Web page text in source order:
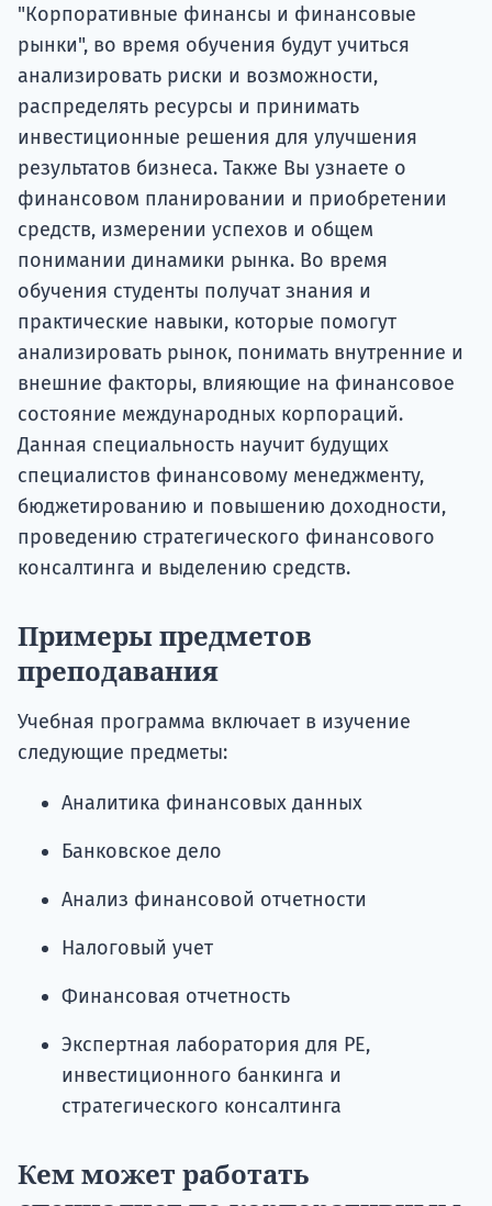
"Корпоративные финансы и финансовые
рынки", во время обучения будут учиться
анализировать риски и возможности,
распределять ресурсы и принимать
инвестиционные решения для улучшения
результатов бизнеса. Также Вы узнаете о
финансовом планировании и приобретении
средств, измерении успехов и общем
понимании динамики рынка. Во время
обучения студенты получат знания и
практические навыки, которые помогут
анализировать рынок, понимать внутренние и
внешние факторы, влияющие на финансовое
состояние международных корпораций.
Данная специальность научит будущих
специалистов финансовому менеджменту,
бюджетированию и повышению доходности,
проведению стратегического финансового
консалтинга и выделению средств.
Примеры предметов
преподавания
Учебная программа включает в изучение
следующие предметы:
Аналитика финансовых данных
Банковское дело
Анализ финансовой отчетности
Налоговый учет
Финансовая отчетность
Экспертная лаборатория для PE,
инвестиционного банкинга и
стратегического консалтинга
Кем может работать